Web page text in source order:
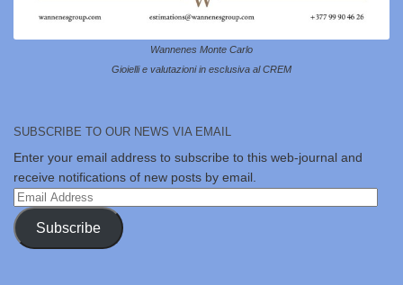
Wannenes Monte Carlo
Gioielli e valutazioni in esclusiva al CREM
SUBSCRIBE TO OUR NEWS VIA EMAIL
Enter your email address to subscribe to this web-journal and
receive notifications of new posts by email.
Email
Address
Subscribe